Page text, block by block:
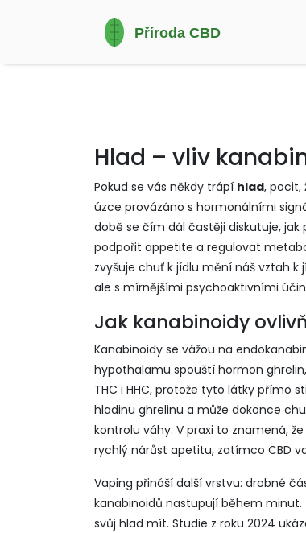
Hlad – vliv
Pokud se vás někdy trápí hlad, pocit,
úzce provázáno s hormonálními
době se čím dál častěji diskutuje, jak
podpořit appetite a regulovat
zvyšuje chuť k jídlu mění náš vztah k
ale s mírnějšími psychoaktivními
Jak kanabinoidy
Kanabinoidy se vážou na
hypothalamu spouští hormon
THC i HHC, protože tyto látky přímo
hladinu ghrelinu a může dokonce
kontrolu váhy. V praxi to znamená,
rychlý nárůst apetitu, zatímco CBD
Vaping přináší další vrstvu: drobné
kanabinoidů nastupují během
svůj hlad mít. Studie z roku 2024